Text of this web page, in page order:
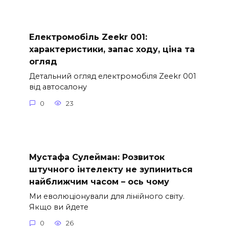
Електромобіль Zeekr 001:
характеристики, запас ходу, ціна та
огляд
Детальний огляд електромобіля Zeekr 001
від автосалону
0 23
Мустафа Сулейман: Розвиток
штучного інтелекту не зупиниться
найближчим часом – ось чому
Ми еволюціонували для лінійного світу.
Якщо ви йдете
0 26